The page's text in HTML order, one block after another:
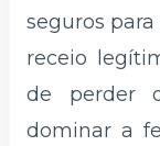
seguros
receio
de perder
dominar a